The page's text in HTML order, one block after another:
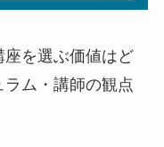
を選ぶ価値はど
ム・講師の観点